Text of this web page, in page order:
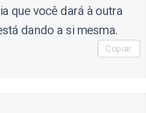
que você dará à outra
dando a si mesma.
Copiar